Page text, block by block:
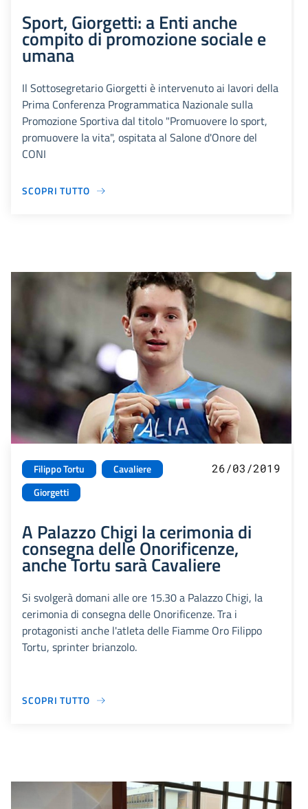
Sport, Giorgetti: a Enti anche
compito di promozione sociale e
umana
Il Sottosegretario Giorgetti è intervenuto ai lavori della
Prima Conferenza Programmatica Nazionale sulla
Promozione Sportiva dal titolo "Promuovere lo sport,
promuovere la vita", ospitata al Salone d'Onore del
CONI
SCOPRI TUTTO
Filippo Tortu
Cavaliere
Giorgetti
26/03/2019
A Palazzo Chigi la cerimonia di
consegna delle Onorificenze,
anche Tortu sarà Cavaliere
Si svolgerà domani alle ore 15.30 a Palazzo Chigi, la
cerimonia di consegna delle Onorificenze. Tra i
protagonisti anche l'atleta delle Fiamme Oro Filippo
Tortu, sprinter brianzolo.
SCOPRI TUTTO